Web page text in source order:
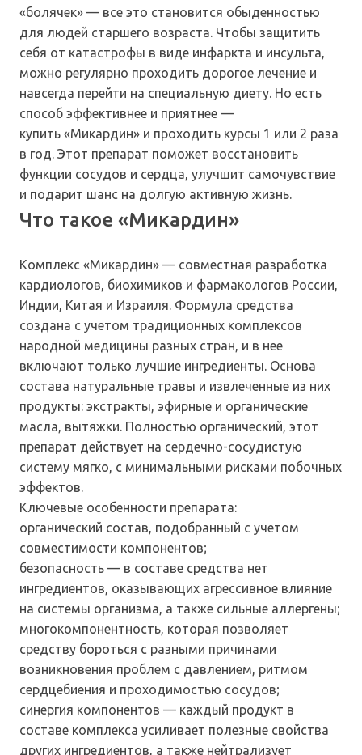
«болячек» — все это становится обыденностью
для людей старшего возраста. Чтобы защитить
себя от катастрофы в виде инфаркта и инсульта,
можно регулярно проходить дорогое лечение и
навсегда перейти на специальную диету. Но есть
способ эффективнее и приятнее —
купить «Микардин» и проходить курсы 1 или 2 раза
в год. Этот препарат поможет восстановить
функции сосудов и сердца, улучшит самочувствие
и подарит шанс на долгую активную жизнь.
Что такое «Микардин»
Комплекс «Микардин» — совместная разработка
кардиологов, биохимиков и фармакологов России,
Индии, Китая и Израиля. Формула средства
создана с учетом традиционных комплексов
народной медицины разных стран, и в нее
включают только лучшие ингредиенты. Основа
состава натуральные травы и извлеченные из них
продукты: экстракты, эфирные и органические
масла, вытяжки. Полностью органический, этот
препарат действует на сердечно-сосудистую
систему мягко, с минимальными рисками побочных
эффектов.
Ключевые особенности препарата:
органический состав, подобранный с учетом
совместимости компонентов;
безопасность — в составе средства нет
ингредиентов, оказывающих агрессивное влияние
на системы организма, а также сильные аллергены;
многокомпонентность, которая позволяет
средству бороться с разными причинами
возникновения проблем с давлением, ритмом
сердцебиения и проходимостью сосудов;
синергия компонентов — каждый продукт в
составе комплекса усиливает полезные свойства
других ингредиентов, а также нейтрализует